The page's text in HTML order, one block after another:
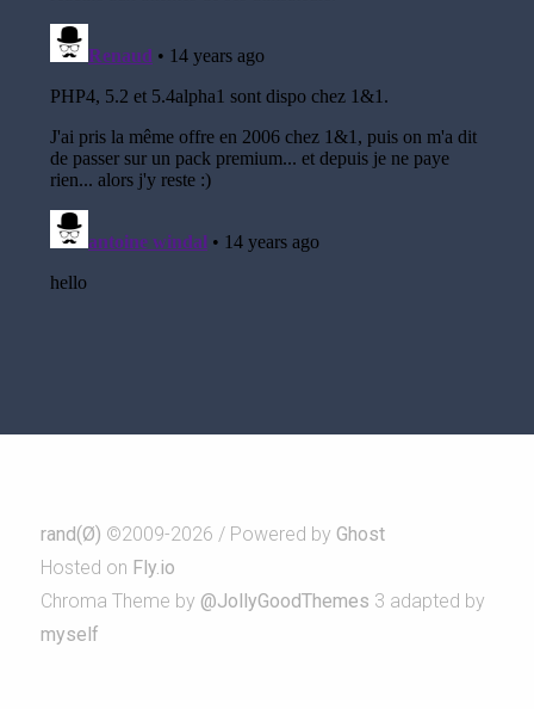
rand(Ø) ©2009-2026 / Powered by Ghost
Hosted on Fly.io
Chroma Theme by @JollyGoodThemes 3 adapted by
myself